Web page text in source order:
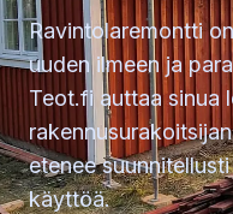
Ravintolaremontti
uuden ilmeen ja
Teot.fi auttaa sinua
etenee
käyttöä.